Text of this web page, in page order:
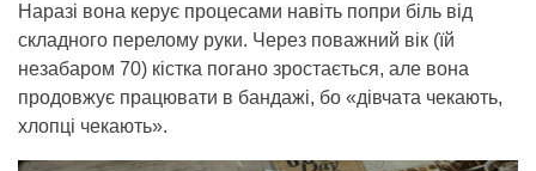
Наразі вона керує процесами навіть попри біль від
складного перелому руки. Через поважний вік (їй
незабаром 70) кістка погано зростається, але вона
продовжує працювати в бандажі, бо «дівчата чекають,
хлопці чекають».